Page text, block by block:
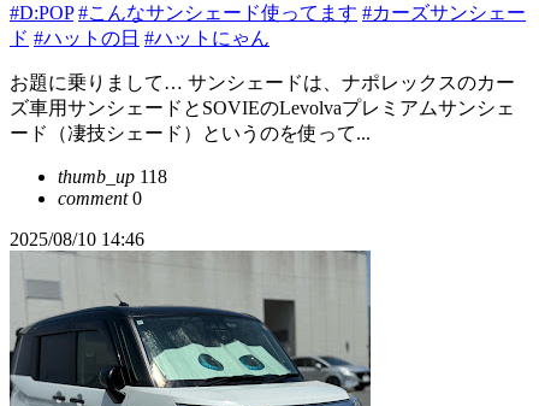
#D:POP #こんなサンシェード使ってます #カーズサンシェー
ド #ハットの日 #ハットにゃん
お題に乗りまして… サンシェードは、ナポレックスのカー
ズ車用サンシェードとSOVIEのLevolvaプレミアムサンシェ
ード（凄技シェード）というのを使って...
thumb_up 118
comment0
2025/08/10 14:46